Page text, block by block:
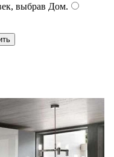
выбрав Дом.